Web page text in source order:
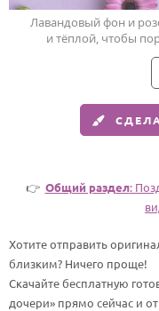
Маме
Папе
По именам
Лавандовый фон и
и тёплой, чтобы
👉 Общий раздел:
Хотите отправить
близким? Ничего проще!
Скачайте бесплатную
дочери» прямо сейчас и